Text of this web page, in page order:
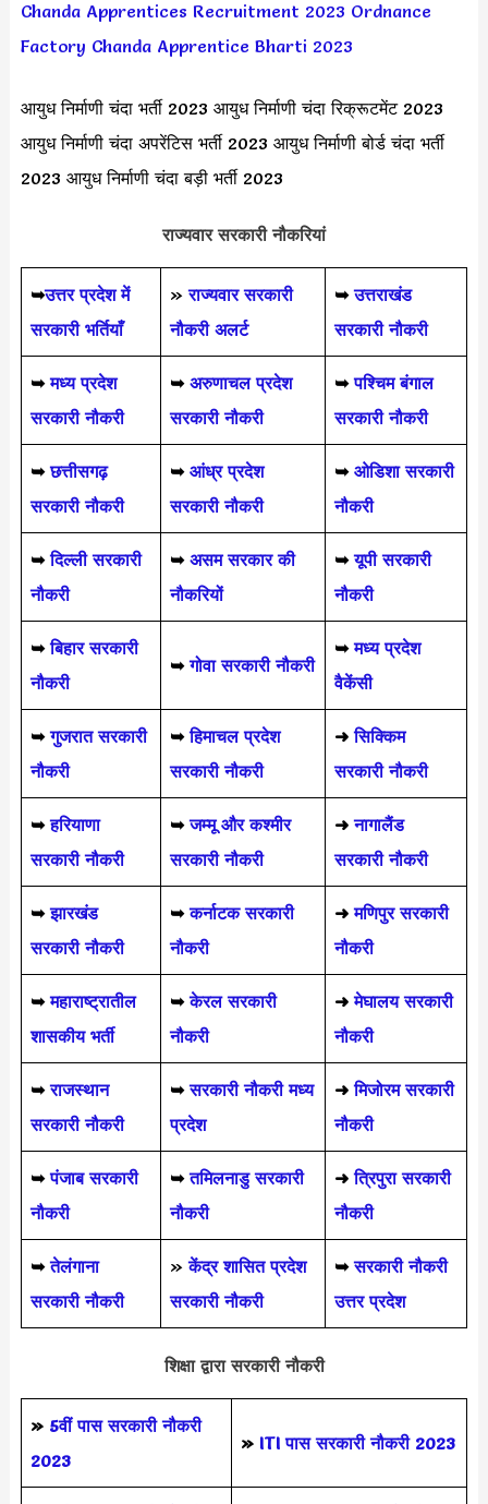
Chanda Apprentices Recruitment 2023 Ordnance
Factory Chanda Apprentice Bharti 2023
आयुध निर्माणी चंदा भर्ती 2023 आयुध निर्माणी चंदा रिक्रूटमेंट 2023
आयुध निर्माणी चंदा अपरेंटिस भर्ती 2023 आयुध निर्माणी बोर्ड चंदा भर्ती
2023 आयुध निर्माणी चंदा बड़ी भर्ती 2023
राज्यवार सरकारी नौकरियां
➥उत्तर प्रदेश में
सरकारी भर्तियाँ
»राज्यवार सरकारी
नौकरी अलर्ट
➥ उत्तराखंड
सरकारी नौकरी
➥ मध्य प्रदेश
सरकारी नौकरी
➥ अरुणाचल प्रदेश
सरकारी नौकरी
➥ पश्चिम बंगाल
सरकारी नौकरी
➥ छत्तीसगढ़
सरकारी नौकरी
➥ आंध्र प्रदेश
सरकारी नौकरी
➥ ओडिशा सरकारी
नौकरी
➥ दिल्ली सरकारी
नौकरी
➥ असम सरकार की
नौकरियों
➥ यूपी सरकारी
नौकरी
➥बिहार सरकारी
नौकरी
➥गोवा सरकारी नौकरी
➥ मध्य प्रदेश
वैकेंसी
➥ गुजरात सरकारी
नौकरी
➥हिमाचल प्रदेश
सरकारी नौकरी
➜ सिक्किम
सरकारी नौकरी
➥हरियाणा
सरकारी नौकरी
➥जम्मू और कश्मीर
सरकारी नौकरी
➜ नागालैंड
सरकारी नौकरी
➥ झारखंड
सरकारी नौकरी
➥ कर्नाटक सरकारी
नौकरी
➜ मणिपुर सरकारी
नौकरी
➥ महाराष्ट्रातील
शासकीय भर्ती
➥ केरल सरकारी
नौकरी
➜ मेघालय सरकारी
नौकरी
➥ राजस्थान
सरकारी नौकरी
➥सरकारी नौकरी मध्य
प्रदेश
➜मिजोरम सरकारी
नौकरी
➥ पंजाब सरकारी
नौकरी
➥ तमिलनाडु सरकारी
नौकरी
➜ त्रिपुरा सरकारी
नौकरी
➥तेलंगाना
सरकारी नौकरी
»केंद्र शासित प्रदेश
सरकारी नौकरी
➥ सरकारी नौकरी
उत्तर प्रदेश
शिक्षा द्वारा सरकारी नौकरी
» 5वीं पास सरकारी नौकरी
2023
» ITI पास सरकारी नौकरी 2023